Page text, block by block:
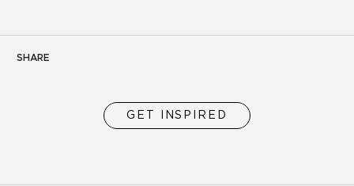
SHARE
GET INSPIRED